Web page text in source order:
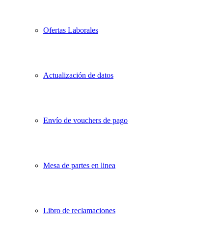
Ofertas Laborales
Actualización de datos
Envío de vouchers de pago
Mesa de partes en linea
Libro de reclamaciones